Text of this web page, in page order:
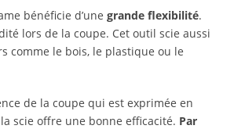
bénéficie d’une grande flexibilité.
lors de la coupe. Cet outil scie aussi
comme le bois, le plastique ou le
de la coupe qui est exprimée en
scie offre une bonne efficacité. Par